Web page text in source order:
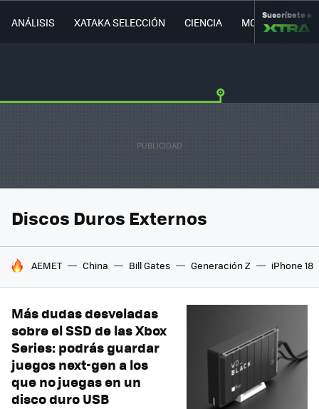
ANÁLISIS XATAKA SELECCIÓN CIENCIA MOVILIDAD
Suscríbete a
Discos Duros Externos
HOY SE HABLA DE
AEMET China Bill Gates Generación Z iPhone 18
Más dudas desveladas
sobre el SSD de las Xbox
Series: podrás guardar
juegos next-gen a los
que no juegas en un
disco duro USB